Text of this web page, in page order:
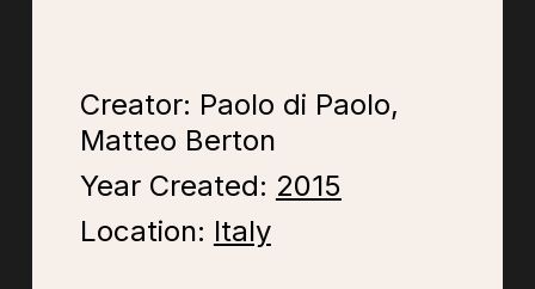
Creator: Paolo di Paolo,
Matteo Berton
Year Created: 2015
Location: Italy